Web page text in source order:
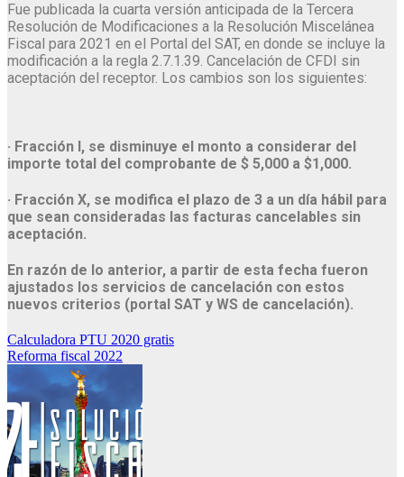
Fue publicada la cuarta versión anticipada de la Tercera
Resolución de Modificaciones a la Resolución Miscelánea
Fiscal para 2021 en el Portal del SAT, en donde se incluye la
modificación a la regla 2.7.1.39. Cancelación de CFDI sin
aceptación del receptor. Los cambios son los siguientes:
· Fracción I, se disminuye el monto a considerar del
importe total del comprobante de $ 5,000 a $1,000.
· Fracción X, se modifica el plazo de 3 a un día hábil para
que sean consideradas las facturas cancelables sin
aceptación.
En razón de lo anterior, a partir de esta fecha fueron
ajustados los servicios de cancelación con estos
nuevos criterios (portal SAT y WS de cancelación).
Navegación
de
entradas
Calculadora PTU 2020 gratis
Reforma fiscal 2022